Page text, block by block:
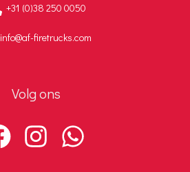
+31 (0)38 250 0050
info@af-firetrucks.com
Volg ons